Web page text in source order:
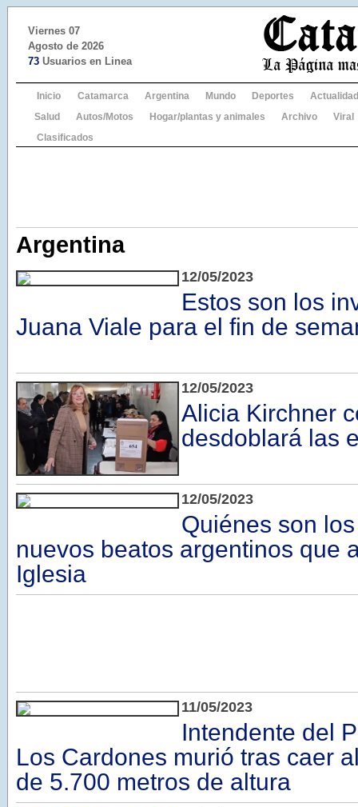
Viernes 07
Agosto de 2026
73 Usuarios en Linea
Inicio Catamarca Argentina Mundo Deportes
Actualidad
Salud
Autos/Motos Hogar/plantas y animales Archivo
Viral
Clasificados
Argentina
12/05/2023
Estos son los
Juana Viale para el fin de
12/05/2023
Alicia Kirchner
desdoblará las
12/05/2023
Quiénes son
nuevos beatos argentinos que
Iglesia
11/05/2023
Intendente del
Los Cardones murió tras caer
de 5.700 metros de altura